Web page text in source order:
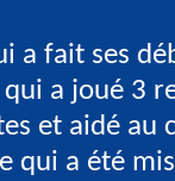
a fait ses
a joué 3
et aidé au
qui a été